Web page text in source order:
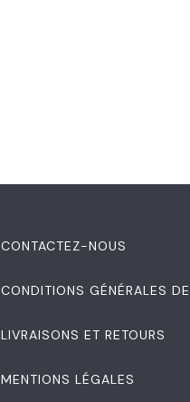
CONTACTEZ-NOUS
CONDITIONS GÉNÉRALES
LIVRAISONS ET RETOURS
MENTIONS LÉGALES